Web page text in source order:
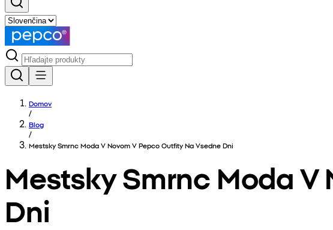
Domov
/
Blog
/
Mestsky Smrnc Moda V Novom V Pepco Outfity Na Vsedne Dni
Mestsky Smrnc Moda V
Dni